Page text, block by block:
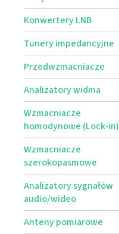
Konwertery LNB
Tunery impedancyjne
Przedwzmacniacze
Analizatory widma
Wzmacniacze
homodynowe (Lock‑in)
Wzmacniacze
szerokopasmowe
Analizatory sygnałów
audio/wideo
Anteny pomiarowe